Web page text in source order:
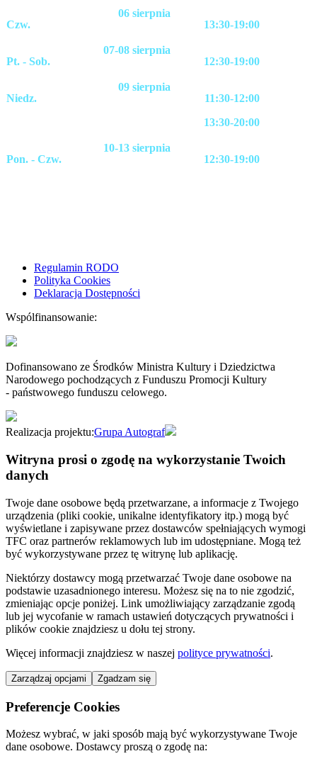
Czw.
06 sierpnia
13:30-19:00
Pt. - Sob.
07-08 sierpnia
12:30-19:00
Niedz.
09 sierpnia
11:30-12:00
13:30-20:00
Pon. - Czw.
10-13 sierpnia
12:30-19:00
Regulamin RODO
Polityka Cookies
Deklaracja Dostępności
Wspólfinansowanie:
Dofinansowano ze Środków Ministra Kultury i Dziedzictwa
Narodowego pochodzących z Funduszu Promocji Kultury
- państwowego funduszu celowego.
Realizacja projektu:Grupa Autograf
Witryna prosi o zgodę na wykorzystanie Twoich
danych
Twoje dane osobowe będą przetwarzane, a informacje z Twojego
urządzenia (pliki cookie, unikalne identyfikatory itp.) mogą być
wyświetlane i zapisywane przez dostawców spełniających wymogi
TFC oraz partnerów reklamowych lub im udostępniane. Mogą też
być wykorzystywane przez tę witrynę lub aplikację.
Niektórzy dostawcy mogą przetwarzać Twoje dane osobowe na
podstawie uzasadnionego interesu. Możesz się na to nie zgodzić,
zmieniając opcje poniżej. Link umożliwiający zarządzanie zgodą
lub jej wycofanie w ramach ustawień dotyczących prywatności i
plików cookie znajdziesz u dołu tej strony.
Więcej informacji znajdziesz w naszej polityce prywatności.
Zarządzaj opcjami Zgadzam się
Preferencje Cookies
Możesz wybrać, w jaki sposób mają być wykorzystywane Twoje
dane osobowe. Dostawcy proszą o zgodę na: